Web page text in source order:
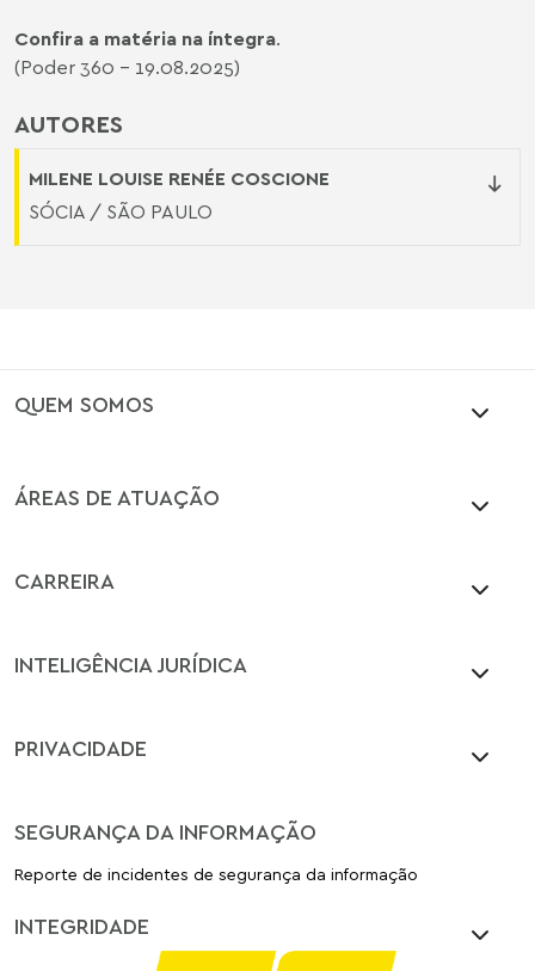
AUTORES
MILENE LOUISE RENÉE COSCIONE
SÓCIA / SÃO PAULO
Confira a matéria na íntegra.
(Poder 360 - 19.08.2025)
QUEM SOMOS
ÁREAS DE ATUAÇÃO
CARREIRA
INTELIGÊNCIA JURÍDICA
PRIVACIDADE
SEGURANÇA DA INFORMAÇÃO
Reporte de incidentes de segurança da informação
INTEGRIDADE